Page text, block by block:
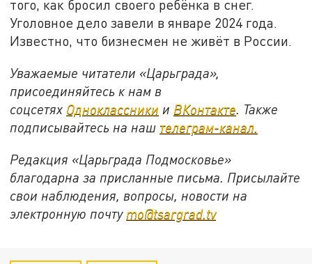
того, как бросил своего ребёнка в снег.
Уголовное дело завели в январе 2024 года.
Известно, что бизнесмен не живёт в России.
Уважаемые читатели «Царьграда»,
присоединяйтесь к нам в
соцсетях Одноклассники и ВКонтакте. Также
подписывайтесь на наш телеграм-канал.
Редакция «Царьграда Подмосковье»
благодарна за присланные письма. Присылайте
свои наблюдения, вопросы, новости на
электронную почту mo@tsargrad.tv